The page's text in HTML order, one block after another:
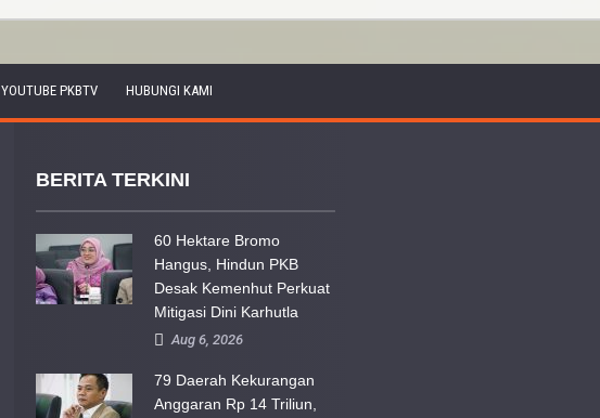
YOUTUBE PKBTV HUBUNGI KAMI
BERITA TERKINI
60 Hektare Bromo
Hangus, Hindun PKB
Desak Kemenhut Perkuat
Mitigasi Dini Karhutla
Aug 6, 2026
79 Daerah Kekurangan
Anggaran Rp 14 Triliun,